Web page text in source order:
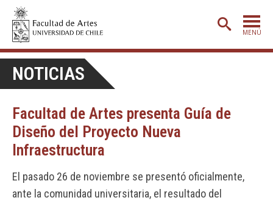
MENÚ
ADMISIÓN
ETAPA BÁSICA
CARRERAS
EXTENSIÓN
NOTICIAS
Facultad de Artes presenta Guía de
Diseño del Proyecto Nueva
Infraestructura
El pasado 26 de noviembre se presentó oficialmente,
ante la comunidad universitaria, el resultado del